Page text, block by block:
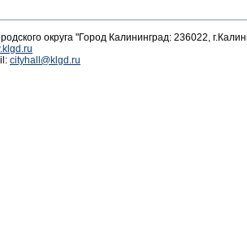
округа "Город Калининград: 236022,
cityhall@klgd.ru